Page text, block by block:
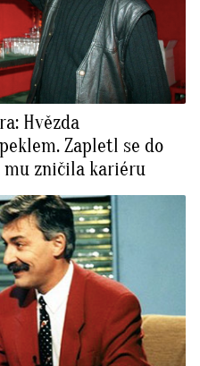
Hvězda
Zapletl se do
mu zničila kariéru